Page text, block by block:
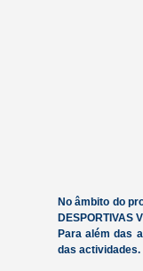
No âmbito do
DESPORTIVAS
Para além das
das actividades.